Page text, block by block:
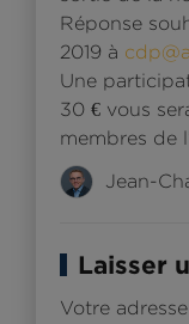
Réponse
2019 à
Une
30 € vous
membres de
Jean-
Laisser
Votre